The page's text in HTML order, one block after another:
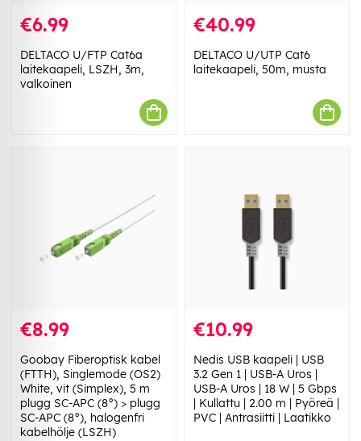
€6.99
DELTACO U/FTP Cat6a
laitekaapeli, LSZH, 3m,
valkoinen
€40.99
DELTACO U/UTP Cat6
laitekaapeli, 50m, musta
€8.99
Goobay Fiberoptisk kabel
(FTTH), Singlemode (OS2)
White, vit (Simplex), 5 m
plugg SC-APC (8°) > plugg
SC-APC (8°), halogenfri
kabelhölje (LSZH)
€10.99
Nedis USB kaapeli | USB
3.2 Gen 1 | USB-A Uros |
USB-A Uros | 18 W | 5 Gbps
| Kullattu | 2.00 m | Pyöreä |
PVC | Antrasiitti | Laatikko